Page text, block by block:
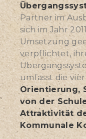
Partner im
sich im Jahr
Umsetzung
verpflichtet,
umfasst die
Orientierung,
von der
Attraktivität
Kommunale